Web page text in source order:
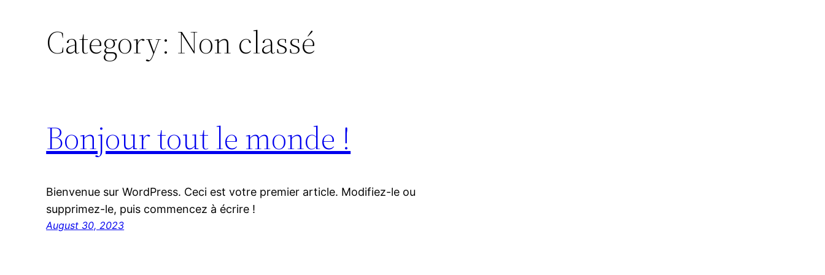
Category: Non classé
Bonjour tout le monde !
Bienvenue sur WordPress. Ceci est votre premier article. Modifiez-le ou
supprimez-le, puis commencez à écrire !
August 30, 2023